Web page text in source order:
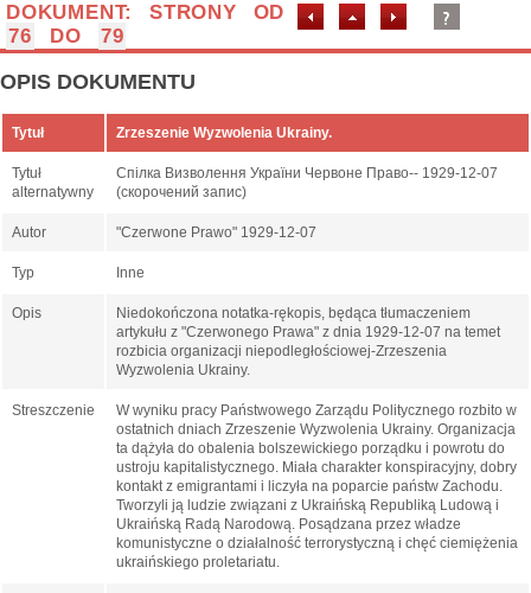
DOKUMENT: STRONY OD
76
DO 79
OPIS DOKUMENTU
Tytuł Zrzeszenie Wyzwolenia Ukrainy.
Tytuł
alternatywny
Спілка Визволення України Червоне Право-- 1929-12-07
(скорочений запис)
Autor "Czerwone Prawo" 1929-12-07
Typ Inne
Opis
Niedokończona notatka-rękopis, będąca tłumaczeniem
artykułu z "Czerwonego Prawa" z dnia 1929-12-07 na temet
rozbicia organizacji niepodległościowej-Zrzeszenia
Wyzwolenia Ukrainy.
Streszczenie
W wyniku pracy Państwowego Zarządu Politycznego rozbito w
ostatnich dniach Zrzeszenie Wyzwolenia Ukrainy. Organizacja
ta dążyła do obalenia bolszewickiego porządku i powrotu do
ustroju kapitalistycznego. Miała charakter konspiracyjny, dobry
kontakt z emigrantami i liczyła na poparcie państw Zachodu.
Tworzyli ją ludzie związani z Ukraińską Republiką Ludową i
Ukraińską Radą Narodową. Posądzana przez władze
komunistyczne o działalność terrorystyczną i chęć ciemiężenia
ukraińskiego proletariatu.